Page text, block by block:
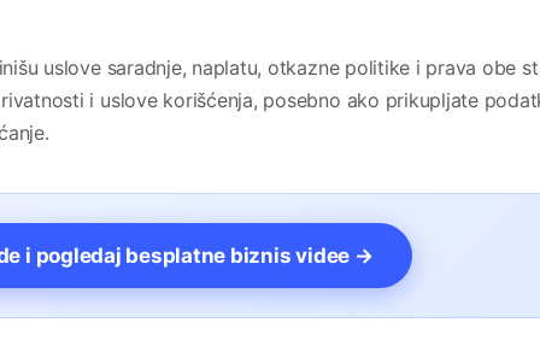
uslove saradnje, naplatu, otkazne politike i prava obe
i uslove korišćenja, posebno ako prikupljate
i pogledaj besplatne biznis videe →